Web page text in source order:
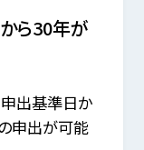
ら30年が
出基準日か
申出が可能